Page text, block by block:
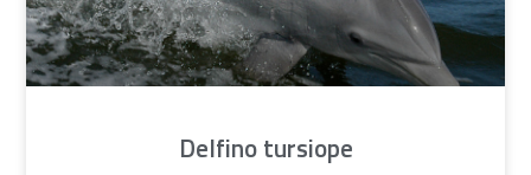
Delfino tursiope